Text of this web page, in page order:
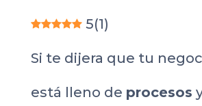
5(1)
Si te dijera que tu
está lleno de procesos